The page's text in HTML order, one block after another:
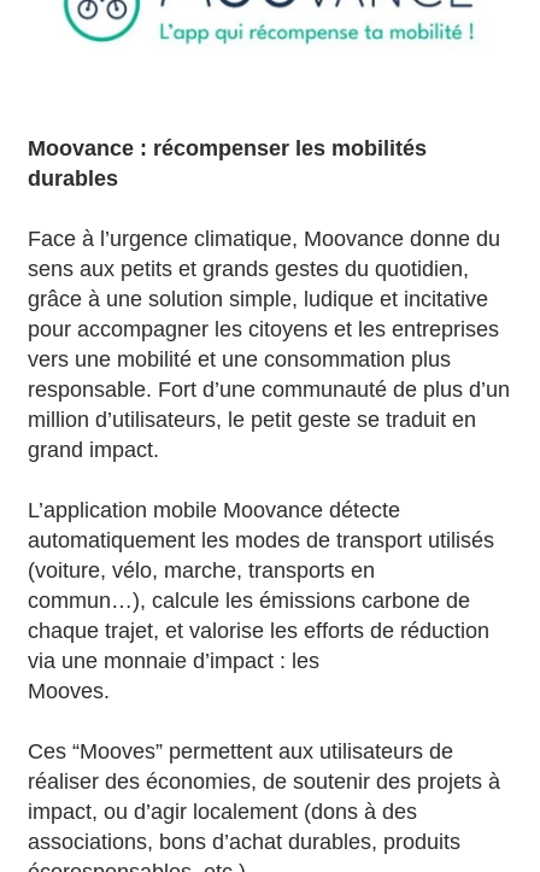
Moovance : récompenser les mobilités
durables
Face à l’urgence climatique, Moovance donne du
sens aux petits et grands gestes du quotidien,
grâce à une solution simple, ludique et incitative
pour accompagner les citoyens et les entreprises
vers une mobilité et une consommation plus
responsable. Fort d’une communauté de plus d’un
million d’utilisateurs, le petit geste se traduit en
grand impact.
L’application mobile Moovance détecte
automatiquement les modes de transport utilisés
(voiture, vélo, marche, transports en
commun…), calcule les émissions carbone de
chaque trajet, et valorise les efforts de réduction
via une monnaie d’impact : les
Mooves.
Ces “Mooves” permettent aux utilisateurs de
réaliser des économies, de soutenir des projets à
impact, ou d’agir localement (dons à des
associations, bons d’achat durables, produits